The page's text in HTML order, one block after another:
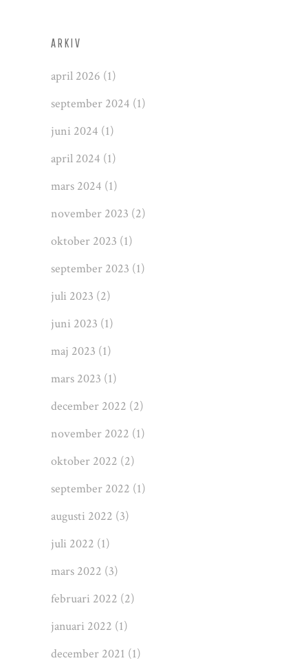
ARKIV
april 2026 (1)
september 2024 (1)
juni 2024 (1)
april 2024 (1)
mars 2024 (1)
november 2023 (2)
oktober 2023 (1)
september 2023 (1)
juli 2023 (2)
juni 2023 (1)
maj 2023 (1)
mars 2023 (1)
december 2022 (2)
november 2022 (1)
oktober 2022 (2)
september 2022 (1)
augusti 2022 (3)
juli 2022 (1)
mars 2022 (3)
februari 2022 (2)
januari 2022 (1)
december 2021 (1)